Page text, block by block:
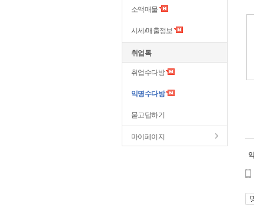
소액매물
시세/매출정보
취업톡
취업수다방
익명수다방
묻고답하기
마이페이지